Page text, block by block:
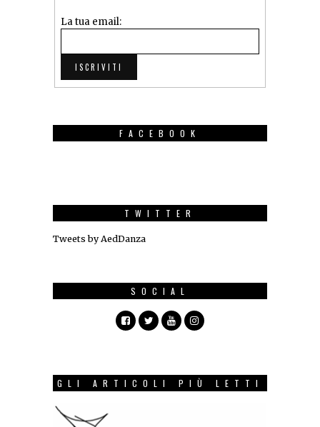
La tua email:
FACEBOOK
TWITTER
Tweets by AedDanza
SOCIAL
GLI ARTICOLI PIÙ LETTI